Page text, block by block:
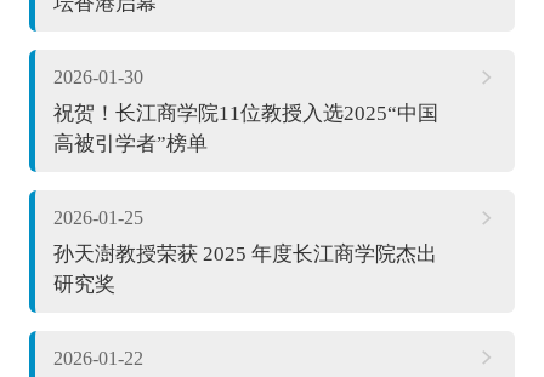
2026-01-30
祝贺！长江商学院11位教授入选2025“中国
高被引学者”榜单
2026-01-25
孙天澍教授荣获 2025 年度长江商学院杰出
研究奖
2026-01-22